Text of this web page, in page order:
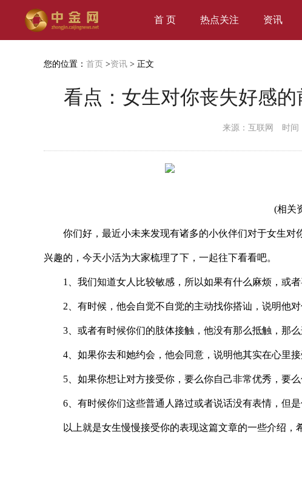
首 页 热点关注 资讯
您的位置： 首页 >资讯 > 正文
看点：女生对你丧失好感
来源：互联网 时间
(相关
你们好，最近小未来发现有诸多的小伙伴们对于女生
兴趣的，今天小活为大家梳理了下，一起往下看看吧。
1、我们知道女人比较敏感，所以如果有什么麻烦，或
2、有时候，他会自觉不自觉的主动找你搭讪，说明他对
3、或者有时候你们的肢体接触，他没有那么抵触，那么
4、如果你去和她约会，他会同意，说明他其实在心里
5、如果你想让对方接受你，要么你自己非常优秀，要
6、有时候你们这些普通人路过或者说话没有表情，但
以上就是女生慢慢接受你的表现这篇文章的一些介绍，